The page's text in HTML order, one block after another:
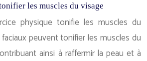
les muscles du visage
physique tonifie les muscles du
peuvent tonifier les muscles du
ainsi à raffermir la peau et à